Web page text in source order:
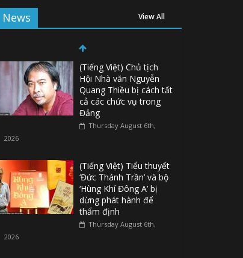
News View All
(Tiếng Việt) Chủ tịch
Hội Nhà văn Nguyễn
Quang Thiều bị cách tất
cả các chức vụ trong
Đảng
Thursday August 6th,
2026
(Tiếng Việt) Tiểu thuyết
‘Đức Thánh Trần’ và bộ
‘Hùng Khí Đông A’ bị
dừng phát hành để
thẩm định
Thursday August 6th,
2026